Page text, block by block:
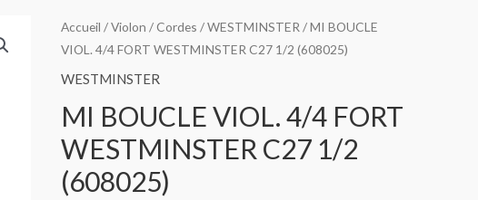
Accueil /Violon /Cordes /WESTMINSTER / MI BOUCLE
VIOL. 4/4 FORT WESTMINSTER C27 1/2 (608025)
WESTMINSTER
MI BOUCLE VIOL. 4/4 FORT
WESTMINSTER C27 1/2
(608025)